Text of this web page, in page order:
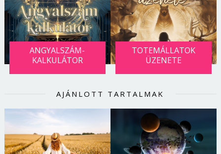
ANGYALSZÁM-
KALKULÁTOR
TOTEMÁLLATOK
ÜZENETE
AJÁNLOTT TARTALMAK